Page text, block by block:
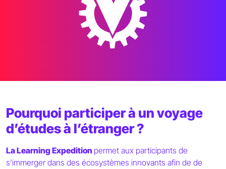
Pourquoi participer à un voyage
d’études à l’étranger ?
La Learning Expedition permet aux participants de
s’immerger dans des écosystèmes innovants afin de de